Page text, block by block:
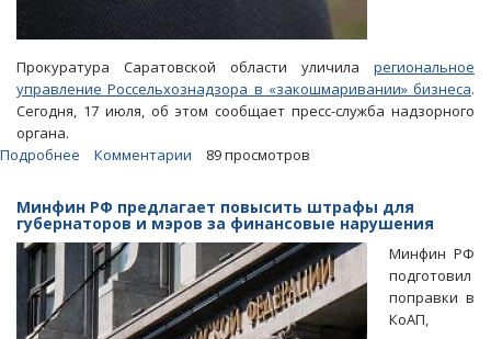
Прокуратура Саратовской области уличила региональное
управление Россельхознадзора в «закошмаривании» бизнеса.
Сегодня, 17 июля, об этом сообщает пресс-служба надзорного
органа.
Подробнее
Областной
Россельхознадзор
кошмарил
малый
бизнес
штрафами
Комментарии 89 просмотров
Минфин РФ предлагает повысить штрафы для
губернаторов и мэров за финансовые нарушения
Минфин РФ
подготовил
поправки в
КоАП,